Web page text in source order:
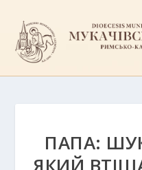
ПАПА: